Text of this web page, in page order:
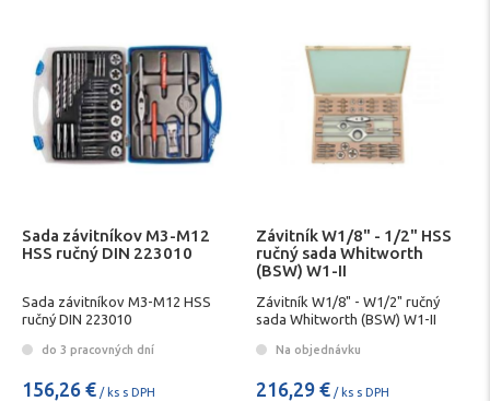
Sada závitníkov M3-M12
HSS ručný DIN 223010
Sada závitníkov M3-M12 HSS
ručný DIN 223010
do 3 pracovných dní
156,26 € / ks s DPH
Závitník W1/8" - 1/2" HSS
ručný sada Whitworth
(BSW) W1-II
Závitník W1/8" - W1/2" ručný
sada Whitworth (BSW) W1-II
Na objednávku
216,29 € / ks s DPH